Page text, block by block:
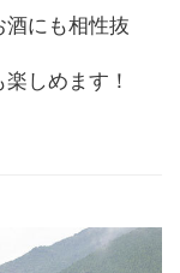
酒にも相性抜
しめます！